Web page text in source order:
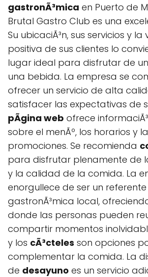
gastronÃ³mica en Puerto de
Brutal Gastro Club es una
Su ubicaciÃ³n, sus servicios y la
positiva de sus clientes lo
lugar ideal para disfrutar de
una bebida. La empresa se
ofrecer un servicio de alta
satisfacer las expectativas de
pÃgina web ofrece
sobre el menÃº, los horarios y
promociones. Se recomienda
para disfrutar plenamente de
y la calidad de la comida. La
enorgullece de ser un
gastronÃ³mica local,
donde las personas pueden
compartir momentos
y los cÃ³cteles son opciones
complementar la comida. La
de desayuno es un servicio